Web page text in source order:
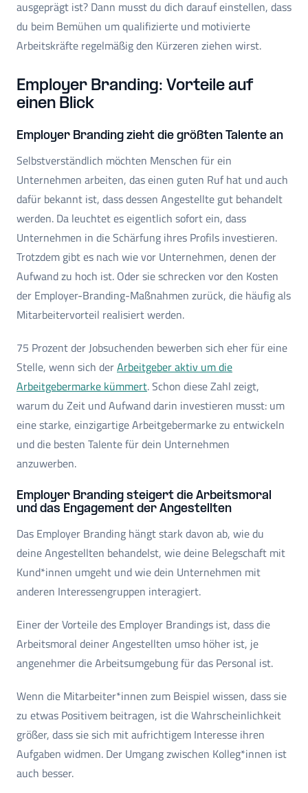
ausgeprägt ist? Dann musst du dich darauf einstellen, dass
du beim Bemühen um qualifizierte und motivierte
Arbeitskräfte regelmäßig den Kürzeren ziehen wirst.
Employer Branding: Vorteile auf
einen Blick
Employer Branding zieht die größten Talente an
Selbstverständlich möchten Menschen für ein
Unternehmen arbeiten, das einen guten Ruf hat und auch
dafür bekannt ist, dass dessen Angestellte gut behandelt
werden. Da leuchtet es eigentlich sofort ein, dass
Unternehmen in die Schärfung ihres Profils investieren.
Trotzdem gibt es nach wie vor Unternehmen, denen der
Aufwand zu hoch ist. Oder sie schrecken vor den Kosten
der Employer-Branding-Maßnahmen zurück, die häufig als
Mitarbeitervorteil realisiert werden.
75 Prozent der Jobsuchenden bewerben sich eher für eine
Stelle, wenn sich derArbeitgeber aktiv um die
Arbeitgebermarke kümmert. Schon diese Zahl zeigt,
warum du Zeit und Aufwand darin investieren musst: um
eine starke, einzigartige Arbeitgebermarke zu entwickeln
und die besten Talente für dein Unternehmen
anzuwerben.
Employer Branding steigert die Arbeitsmoral
und das Engagement der Angestellten
Das Employer Branding hängt stark davon ab, wie du
deine Angestellten behandelst, wie deine Belegschaft mit
Kund*innen umgeht und wie dein Unternehmen mit
anderen Interessengruppen interagiert.
Einer der Vorteile des Employer Brandings ist, dass die
Arbeitsmoral deiner Angestellten umso höher ist, je
angenehmer die Arbeitsumgebung für das Personal ist.
Wenn die Mitarbeiter*innen zum Beispiel wissen, dass sie
zu etwas Positivem beitragen, ist die Wahrscheinlichkeit
größer, dass sie sich mit aufrichtigem Interesse ihren
Aufgaben widmen. Der Umgang zwischen Kolleg*innen ist
auch besser.